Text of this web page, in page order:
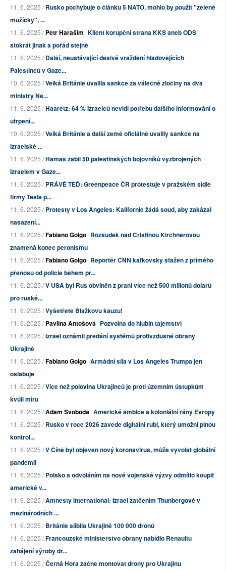
11. 6. 2025 /Rusko pochybuje o článku 5 NATO, mohlo by použít "zelené
mužíčky", ...
11. 6. 2025 /Petr Haraším Klient korupční strana KKS aneb ODS
stokrát jinak a pořád stejně
11. 6. 2025 /Další, neustávající děsivé vraždění hladovějících
Palestinců v Gaze...
10. 6. 2025 /Velká Británie uvalila sankce za válečné zločiny na dva
ministry Ne...
11. 6. 2025 /Haaretz: 64 % Izraelců nevidí potřebu dalšího informování o
utrpení...
10. 6. 2025 /Velká Británie a další země oficiálně uvalily sankce na
izraelské ...
11. 6. 2025 /Hamas zabil 50 palestinských bojovníků vyzbrojených
Izraelem v Gaze...
11. 6. 2025 /PRÁVĚ TEĎ: Greenpeace ČR protestuje v pražském sídle
firmy Tesla p...
11. 6. 2025 /Protesty v Los Angeles: Kalifornie žádá soud, aby zakázal
nasazení...
11. 6. 2025 /Fabiano Golgo Rozsudek nad Cristinou Kirchnerovou
znamená konec peronismu
11. 6. 2025 /Fabiano Golgo Reportér CNN kafkovsky stažen z přímého
přenosu od policie během pr...
11. 6. 2025 /V USA byl Rus obviněn z praní více než 500 milionů dolarů
pro ruské...
11. 6. 2025 /Vyšetřete Blažkovu kauzu!
11. 6. 2025 /Pavlína Antošová Pozvolna do hlubin tajemství
11. 6. 2025 /Izrael oznámil předání systémů protivzdušné obrany
Ukrajině
11. 6. 2025 /Fabiano Golgo Armádní síla v Los Angeles Trumpa jen
oslabuje
11. 6. 2025 /Více než polovina Ukrajinců je proti územním ústupkům
kvůli míru
11. 6. 2025 /Adam Svoboda Americké ambice a koloniální rány Evropy
11. 6. 2025 /Rusko v roce 2026 zavede digitální rubl, který umožní plnou
kontrol...
11. 6. 2025 /V Číně byl objeven nový koronavirus, může vyvolat globální
pandemii
11. 6. 2025 /Polsko s odvoláním na nové vojenské výzvy odmítlo koupit
americké v...
11. 6. 2025 /Amnesty international: Izrael zatčením Thunbergové v
mezinárodních ...
11. 6. 2025 /Británie slíbila Ukrajině 100 000 dronů
11. 6. 2025 /Francouzské ministerstvo obrany nabídlo Renaultu
zahájení výroby dr...
11. 6. 2025 /Černá Hora začne montovat drony pro Ukrajinu